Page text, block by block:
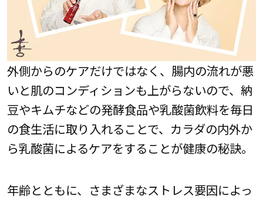
外側からのケアだけではなく、腸内の流れが悪
いと肌のコンディションも上がらないので、納
豆やキムチなどの発酵食品や乳酸菌飲料を毎日
の食生活に取り入れることで、カラダの内外か
ら乳酸菌によるケアをすることが健康の秘訣。
年齢とともに、さまざまなストレス要因によっ